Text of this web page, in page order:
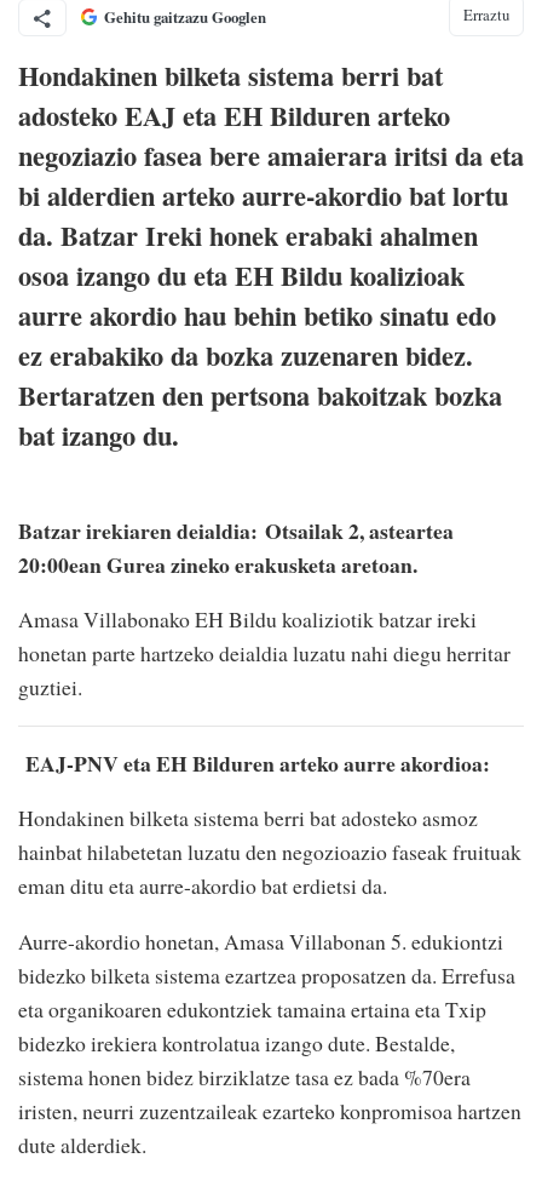
Gehitu gaitzazu Googlen Erraztu
Hondakinen bilketa sistema berri bat
adosteko EAJ eta EH Bilduren arteko
negoziazio fasea bere amaierara iritsi da eta
bi alderdien arteko aurre-akordio bat lortu
da. Batzar Ireki honek erabaki ahalmen
osoa izango du eta EH Bildu koalizioak
aurre akordio hau behin betiko sinatu edo
ez erabakiko da bozka zuzenaren bidez.
Bertaratzen den pertsona bakoitzak bozka
bat izango du.
Batzar irekiaren deialdia: Otsailak 2, asteartea
20:00ean Gurea zineko erakusketa aretoan.
Amasa Villabonako EH Bildu koaliziotik batzar ireki
honetan parte hartzeko deialdia luzatu nahi diegu herritar
guztiei.
EAJ-PNV eta EH Bilduren arteko aurre akordioa:
Hondakinen bilketa sistema berri bat adosteko asmoz
hainbat hilabetetan luzatu den negozioazio faseak fruituak
eman ditu eta aurre-akordio bat erdietsi da.
Aurre-akordio honetan, Amasa Villabonan 5. edukiontzi
bidezko bilketa sistema ezartzea proposatzen da. Errefusa
eta organikoaren edukontziek tamaina ertaina eta Txip
bidezko irekiera kontrolatua izango dute. Bestalde,
sistema honen bidez birziklatze tasa ez bada %70era
iristen, neurri zuzentzaileak ezarteko konpromisoa hartzen
dute alderdiek.